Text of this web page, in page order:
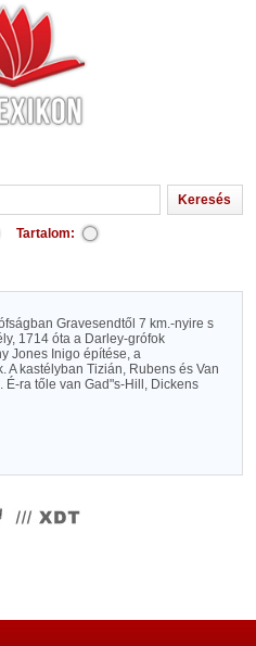
Tartalom:
Gravesendtől 7 km.-nyire s
1714 óta a Darley-grófok
Jones Inigo építése, a
A kastélyban Tizián, Rubens és Van
É-ra tőle van Gad"s-Hill, Dickens